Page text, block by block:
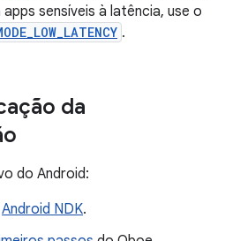
sensíveis à latência, use o
.
da
do Android:
Android NDK.